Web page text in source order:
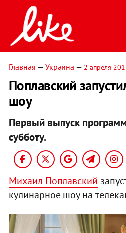
Главная — Украина — 2 апреля
Поплавский
шоу
Первый выпуск
субботу.
Михаил Поплавский
кулинарное шоу на